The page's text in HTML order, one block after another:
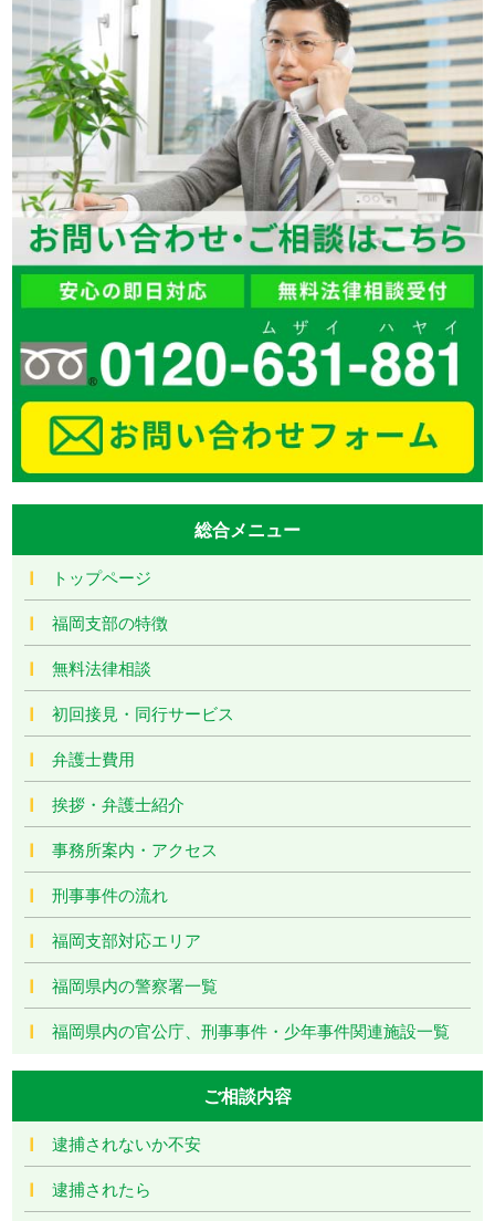
総合メニュー
トップページ
福岡支部の特徴
無料法律相談
初回接見・同行サービス
弁護士費用
挨拶・弁護士紹介
事務所案内・アクセス
刑事事件の流れ
福岡支部対応エリア
福岡県内の警察署一覧
福岡県内の官公庁、刑事事件・少年事件関連施設一覧
ご相談内容
逮捕されないか不安
逮捕されたら